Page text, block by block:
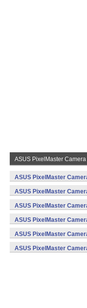
ASUS PixelMaster Camera
ASUS PixelMaster
ASUS PixelMaster
ASUS PixelMaster
ASUS PixelMaster
ASUS PixelMaster
210020260 (Android)
ASUS PixelMaster